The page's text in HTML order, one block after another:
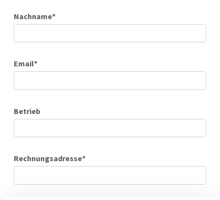
Nachname*
Email*
Betrieb
Rechnungsadresse*